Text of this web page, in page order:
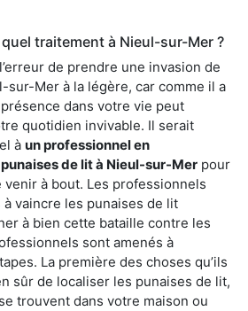
traitement à Nieul-sur-Mer ?
de prendre une invasion de
sur-Mer à la légère, car comme il a
dans votre vie peut
quotidien invivable. Il serait
à un professionnel en
de lit à Nieul-sur-Mer pour
à bout. Les professionnels
vaincre les punaises de lit
à bien cette bataille contre les
sont amenés à
La première des choses qu’ils
sûr de localiser les punaises de lit,
trouvent dans votre maison ou